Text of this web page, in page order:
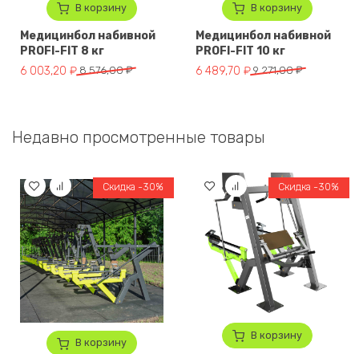
В корзину
Медицинбол набивной
PROFI-FIT 8 кг
8 576,00₽
Первоначальная цена составляла 8 576,00 ₽.
6 003,20 ₽
Текущая цена: 6 003,20 ₽.
В корзину
Медицинбол набивной
PROFI-FIT 10 кг
9 271,00₽
Первоначальная цена
6 489,70 ₽
Текущая цена: 6 489,70 ₽.
Недавно просмотренные товары
В корзину
Скидка -30%
В корзину
Скидка -30%